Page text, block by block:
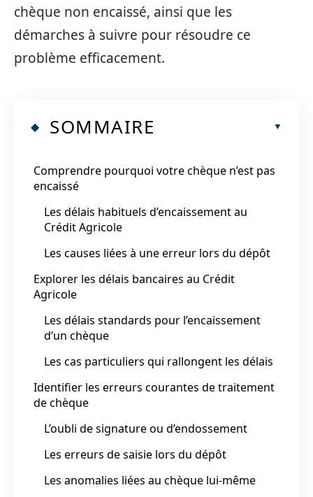
chèque non encaissé, ainsi que les
démarches à suivre pour résoudre ce
problème efficacement.
SOMMAIRE
Comprendre pourquoi votre chèque n’est pas
encaissé
Les délais habituels d’encaissement au
Crédit Agricole
Les causes liées à une erreur lors du dépôt
Explorer les délais bancaires au Crédit
Agricole
Les délais standards pour l’encaissement
d’un chèque
Les cas particuliers qui rallongent les délais
Identifier les erreurs courantes de traitement
de chèque
L’oubli de signature ou d’endossement
Les erreurs de saisie lors du dépôt
Les anomalies liées au chèque lui-même